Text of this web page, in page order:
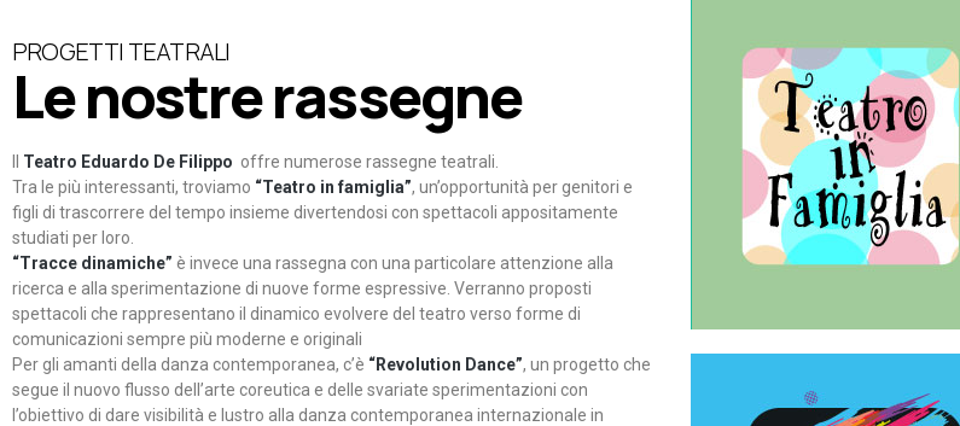
PROGETTI TEATRALI
Le nostre rassegne
Teatro Eduardo De Filippo offre numerose rassegne teatrali.
Tra le più interessanti, troviamo “Teatro in famiglia”, un’opportunità per genitori e
figli di trascorrere del tempo insieme divertendosi con spettacoli appositamente
studiati per loro.
“Tracce dinamiche” è invece una rassegna con una particolare attenzione alla
ricerca e alla sperimentazione di nuove forme espressive. Verranno proposti
spettacoli che rappresentano il dinamico evolvere del teatro verso forme di
comunicazioni sempre più moderne e originali
Per gli amanti della danza contemporanea, c’è “Revolution Dance”, un progetto che
segue il nuovo flusso dell’arte coreutica e delle svariate sperimentazioni con
l’obiettivo di dare visibilità e lustro alla danza contemporanea internazionale in
Teatro in famiglia
Teatro In Famiglia è una
rassegna di teatro concepita
per far condividere e godere
del teatro all’intera famiglia.
Continua